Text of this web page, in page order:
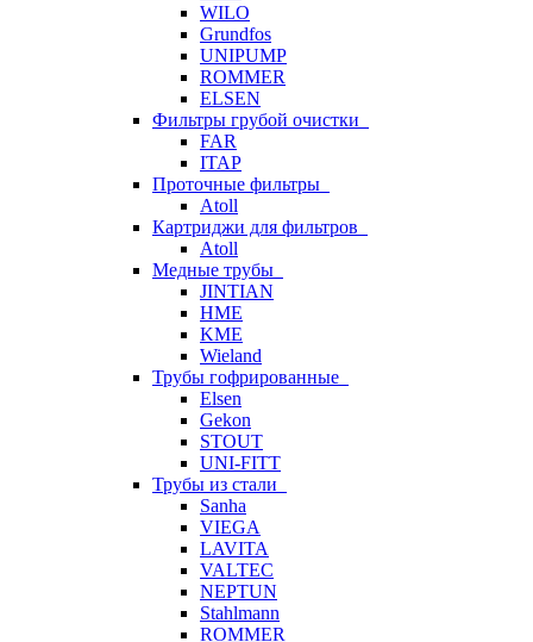
WILO
Grundfos
UNIPUMP
ROMMER
ELSEN
Фильтры грубой очистки
FAR
ITAP
Проточные фильтры
Atoll
Картриджи для фильтров
Atoll
Медные трубы
JINTIAN
HME
KME
Wieland
Трубы гофрированные
Elsen
Gekon
STOUT
UNI-FITT
Трубы из стали
Sanha
VIEGA
LAVITA
VALTEC
NEPTUN
Stahlmann
ROMMER